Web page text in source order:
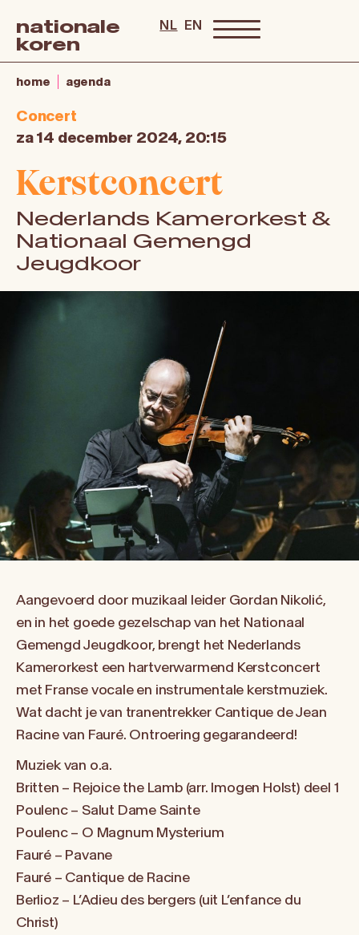
nationale
koren
NL EN
home agenda
Concert
za 14 december 2024, 20:15
Kerstconcert
Nederlands Kamerorkest &
Nationaal Gemengd
Jeugdkoor
Aangevoerd door muzikaal leider Gordan Nikolić,
en in het goede gezelschap van het Nationaal
Gemengd Jeugdkoor, brengt het Nederlands
Kamerorkest een hartverwarmend Kerstconcert
met Franse vocale en instrumentale kerstmuziek.
Wat dacht je van tranentrekker Cantique de Jean
Racine van Fauré. Ontroering gegarandeerd!
Muziek van o.a.
Britten – Rejoice the Lamb (arr. Imogen Holst) deel 1
Poulenc – Salut Dame Sainte
Poulenc – O Magnum Mysterium
Fauré – Pavane
Fauré – Cantique de Racine
Berlioz – L’Adieu des bergers (uit L’enfance du
Christ)